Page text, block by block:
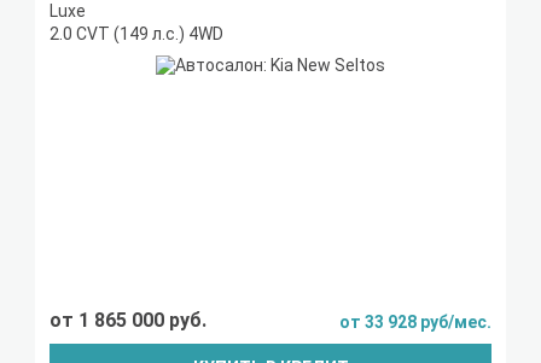
Luxe
2.0 CVT (149 л.с.) 4WD
от 1 865 000 руб. от 33 928 руб/мес.